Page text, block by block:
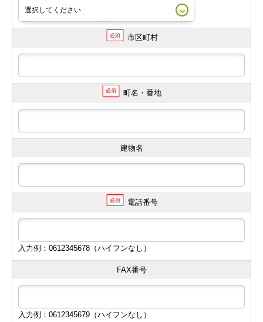
必須 市区町村
必須 町名・番地
建物名
必須 電話番号
入力例：0612345678（ハイフンなし）
FAX番号
入力例：0612345679（ハイフンなし）